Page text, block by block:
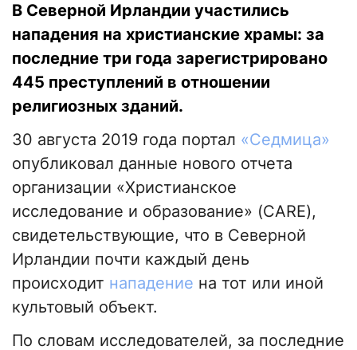
В Северной Ирландии участились
нападения на христианские храмы: за
последние три года зарегистрировано
445 преступлений в отношении
религиозных зданий.
30 августа 2019 года портал «Седмица»
опубликовал данные нового отчета
организации «Христианское
исследование и образование» (CARE),
свидетельствующие, что в Северной
Ирландии почти каждый день
происходит нападение на тот или иной
культовый объект.
По словам исследователей, за последние